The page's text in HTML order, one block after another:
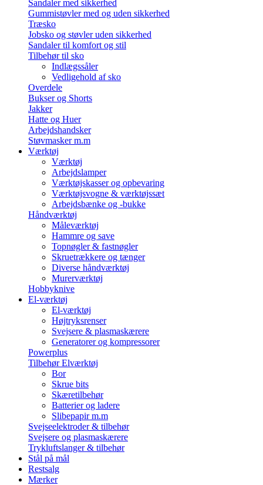
Sandaler med sikkerhed
Gummistøvler med og uden sikkerhed
Træsko
Jobsko og støvler uden sikkerhed
Sandaler til komfort og stil
Tilbehør til sko
Indlægssåler
Vedligehold af sko
Overdele
Bukser og Shorts
Jakker
Hatte og Huer
Arbejdshandsker
Støvmasker m.m
Værktøj
Værktøj
Arbejdslamper
Værktøjskasser og opbevaring
Værktøjsvogne & værktøjssæt
Arbejdsbænke og -bukke
Håndværktøj
Måleværktøj
Hammre og save
Topnøgler & fastnøgler
Skruetrækkere og tænger
Diverse håndværktøj
Murerværktøj
Hobbyknive
El-værktøj
El-værktøj
Højtryksrenser
Svejsere & plasmaskærere
Generatorer og kompressorer
Powerplus
Tilbehør Elværktøj
Bor
Skrue bits
Skæretilbehør
Batterier og ladere
Slibepapir m.m
Svejseelektroder & tilbehør
Svejsere og plasmaskærere
Trykluftslanger & tilbehør
Stål på mål
Restsalg
Mærker